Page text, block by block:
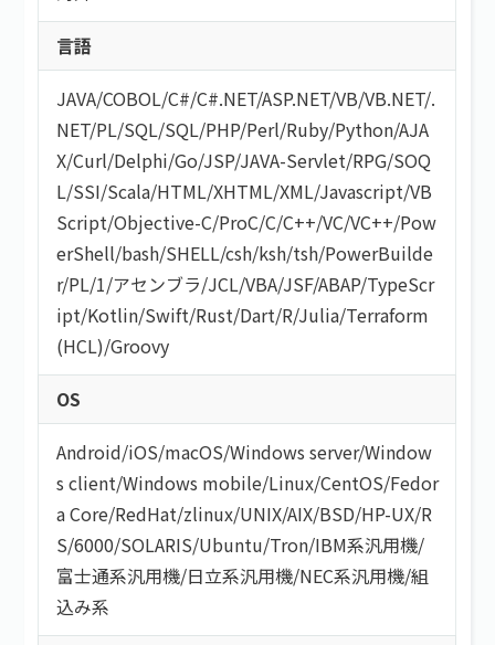
言語
JAVA/COBOL/C#/C#.NET/ASP.NET/VB/VB.NET/.
NET/PL/SQL/SQL/PHP/Perl/Ruby/Python/AJA
X/Curl/Delphi/Go/JSP/JAVA-Servlet/RPG/SOQ
L/SSI/Scala/HTML/XHTML/XML/Javascript/VB
Script/Objective-C/ProC/C/C++/VC/VC++/Pow
erShell/bash/SHELL/csh/ksh/tsh/PowerBuilde
r/PL/1/アセンブラ/JCL/VBA/JSF/ABAP/TypeScr
ipt/Kotlin/Swift/Rust/Dart/R/Julia/Terraform
(HCL)/Groovy
OS
Android/iOS/macOS/Windows server/Window
s client/Windows mobile/Linux/CentOS/Fedor
a Core/RedHat/zlinux/UNIX/AIX/BSD/HP-UX/R
S/6000/SOLARIS/Ubuntu/Tron/IBM系汎用機/
富士通系汎用機/日立系汎用機/NEC系汎用機/組
込み系